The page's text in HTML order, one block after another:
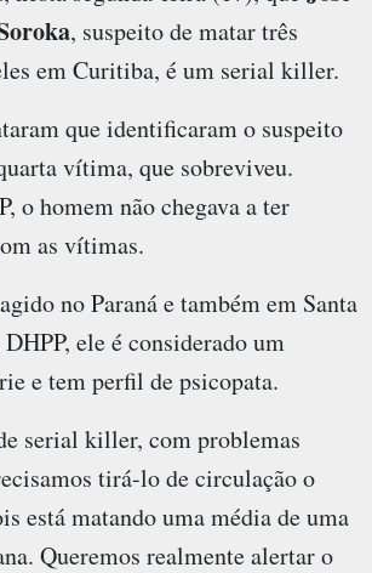
, suspeito de matar três
em Curitiba, é um serial killer.
que identificaram o suspeito
vítima, que sobreviveu.
o homem não chegava a ter
as vítimas.
no Paraná e também em Santa
ele é considerado um
e tem perfil de psicopata.
serial killer, com problemas
tirá-lo de circulação o
está matando uma média de uma
Queremos realmente alertar o